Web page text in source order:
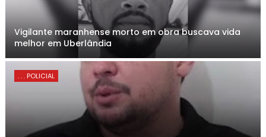
Vigilante maranhense morto em obra buscava vida
melhor em Uberlândia
. . . POLICIAL